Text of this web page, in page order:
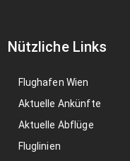
Nützliche Links
Flughafen Wien
Aktuelle Ankünfte
Aktuelle Abflüge
Fluglinien